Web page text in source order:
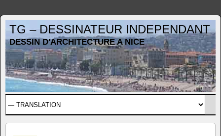
TG – DESSINATEUR INDEPENDANT
DESSIN D'ARCHITECTURE A NICE